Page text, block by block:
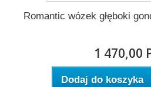
Romantic wózek głęboki
1 470,00
Dodaj do koszyka